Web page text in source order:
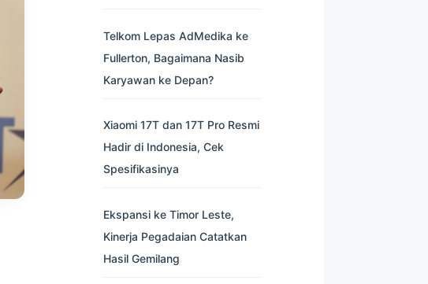
Telkom Lepas AdMedika ke
Fullerton, Bagaimana Nasib
Karyawan ke Depan?
Xiaomi 17T dan 17T Pro Resmi
Hadir di Indonesia, Cek
Spesifikasinya
Ekspansi ke Timor Leste,
Kinerja Pegadaian Catatkan
Hasil Gemilang